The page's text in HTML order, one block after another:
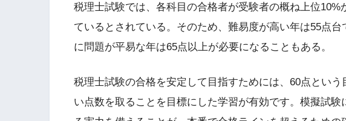
税理士試験では、各科目の合格者が受験者の概ね上位10%
ているとされている。そのため、難易度が高い年は55点
に問題が平易な年は65点以上が必要になることもある。
税理士試験の合格を安定して目指すためには、60点とい
い点数を取ることを目標にした学習が有効です。模擬試